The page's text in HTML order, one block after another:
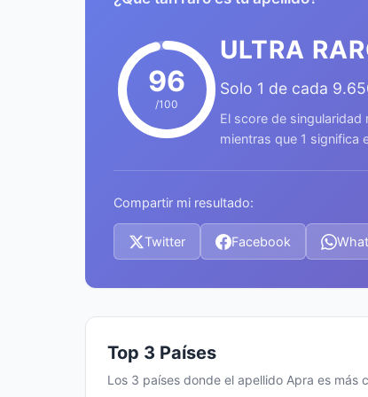
96
/100
ULTRA
Solo 1 de cada
El score de
mientras que 1 significa
Compartir mi resultado:
Twitter Facebook
Top 3 Países
Los 3 países donde el apellido Apra es más